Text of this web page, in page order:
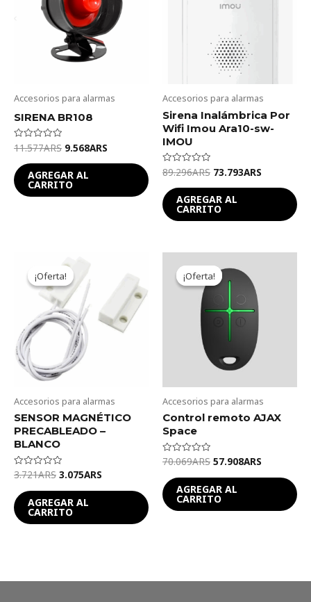
Accesorios para alarmas
SIRENA BR108
Valorado
en
de
5
11.577ARS 9.568ARS
AGREGAR AL
CARRITO
Accesorios para alarmas
Sirena Inalámbrica Por
Wifi Imou Ara10-sw-
IMOU
Valorado
en
de
5
89.296ARS 73.793ARS
AGREGAR AL
CARRITO
¡Oferta!
¡Oferta!
Accesorios para alarmas
SENSOR MAGNÉTICO
PRECABLEADO –
BLANCO
Valorado
en
de
5
3.721ARS
price
was:
3.721ARS.
3.075ARS
3.075ARS.
AGREGAR AL
CARRITO
¡Oferta!
¡Oferta!
Accesorios para alarmas
Control remoto AJAX
Space
Valorado
en
de
5
70.069ARS
price
was:
70.069ARS.
57.908ARS
AGREGAR AL
CARRITO